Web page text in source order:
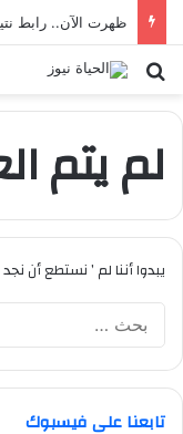
بحث عن
لم يتم
يبدوا أننا لم ’ نستطع أن
تابعنا على فيسبوك